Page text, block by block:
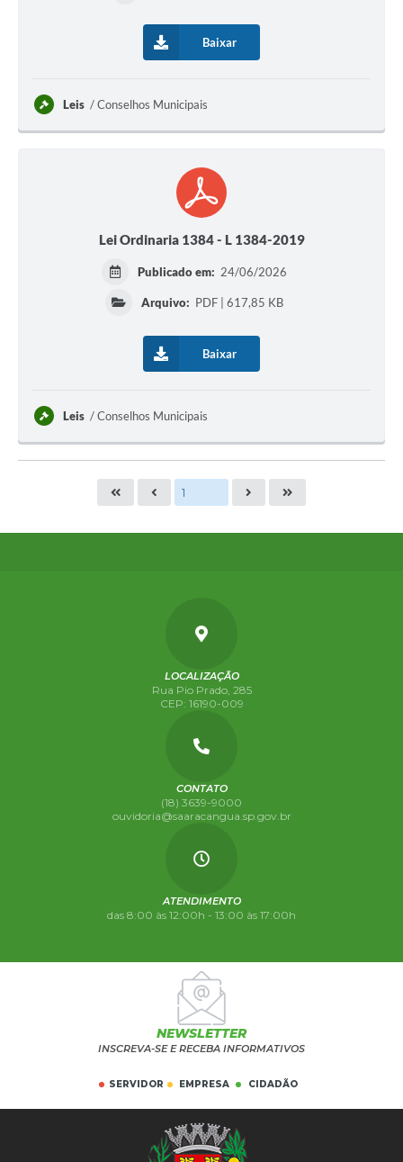
Baixar
Leis Conselhos Municipais
Lei Ordinaria 1384 - L 1384-2019
Publicado em: 24/06/2026
Arquivo: PDF | 617,85 KB
Baixar
Leis Conselhos Municipais
LOCALIZAÇÃO
Rua Pio Prado, 285
CEP: 16190-009
CONTATO
(18) 3639-9000
ouvidoria@saaracangua.sp.gov.br
ATENDIMENTO
das 8:00 às 12:00h - 13:00 às 17:00h
NEWSLETTER
INSCREVA-SE E RECEBA INFORMATIVOS
SERVIDOR EMPRESA CIDADÃO